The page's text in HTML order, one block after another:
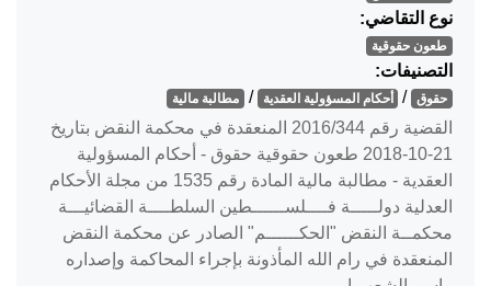
نوع التقاضي:
طعون حقوقية
التصنيفات:
حقوق / أحكام المسؤولية العقدية / مطالبة مالية
القضية رقم ‎344‏/‎2016‏ المنعقدة في محكمة النقض بتاريخ
‎2018-10-21‏ طعون حقوقية حقوق - أحكام المسؤولية
العقدية - مطالبة مالية المادة رقم 1535 من مجلة الأحكام
العدلية دولـــــة فــــلســــــطين السلطــــة القضائيـــة
محكمــة النقض "الحكــــــم" الصادر عن محكمة النقض
المنعقدة في رام الله المأذونة بإجراء المحاكمة وإصداره